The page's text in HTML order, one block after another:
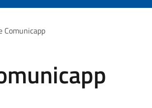
Comunicapp